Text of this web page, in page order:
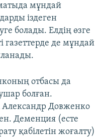
мұндай
іздеген
болады. Елдің өзге
газеттерде де мұндай
отбасы да
болған.
Александр Довженко
Деменция (есте
қабілетін жоғалту)